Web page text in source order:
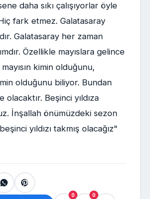
daha sıkı çalışıyorlar öyle
fark etmez. Galatasaray
Galatasaray her zaman
Özellikle mayıslara gelince
kimin olduğunu,
olduğunu biliyor. Bundan
olacaktır. Beşinci yıldıza
İnşallah önümüzdeki sezon
yıldızı takmış olacağız"
0 0